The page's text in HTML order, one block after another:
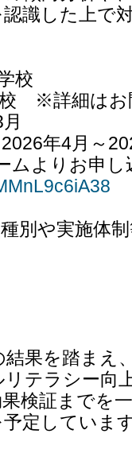
識した上で
校
校 ※詳細はお
年4月～
ムよりお申し
別や実施体
果を踏まえ
テラシー向
検証までを
定していま